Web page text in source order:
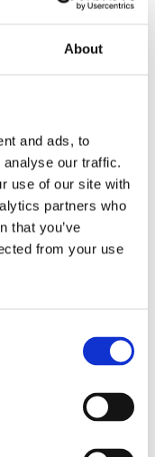
About
and ads, to
our traffic.
use of our site with
partners who
that you’ve
from your use